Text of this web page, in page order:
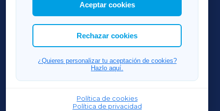
Asimismo, puedes personalizar la elección de
las cookies que deseas permitir.
Aceptar cookies
Rechazar cookies
¿Quieres personalizar tu aceptación de cookies?
Hazlo aquí.
Política de cookies
Política de privacidad
RIBEIRASACRAXA
ACORUÑAXA
FERROLXA
OURENSEXA